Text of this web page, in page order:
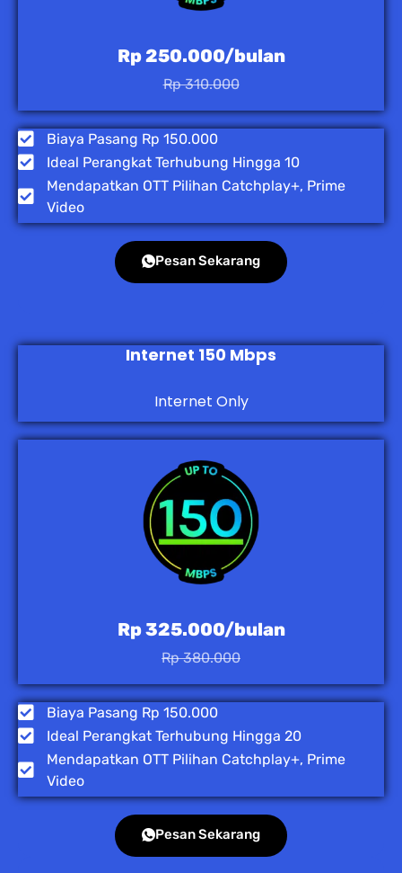
Rp 250.000/bulan
Rp 310.000
Biaya Pasang Rp 150.000
Ideal Perangkat Terhubung Hingga 10
Mendapatkan OTT Pilihan Catchplay+, Prime
Video
Pesan Sekarang
Internet 150 Mbps
Internet Only
Rp 325.000/bulan
Rp 380.000
Biaya Pasang Rp 150.000
Ideal Perangkat Terhubung Hingga 20
Mendapatkan OTT Pilihan Catchplay+, Prime
Video
Pesan Sekarang